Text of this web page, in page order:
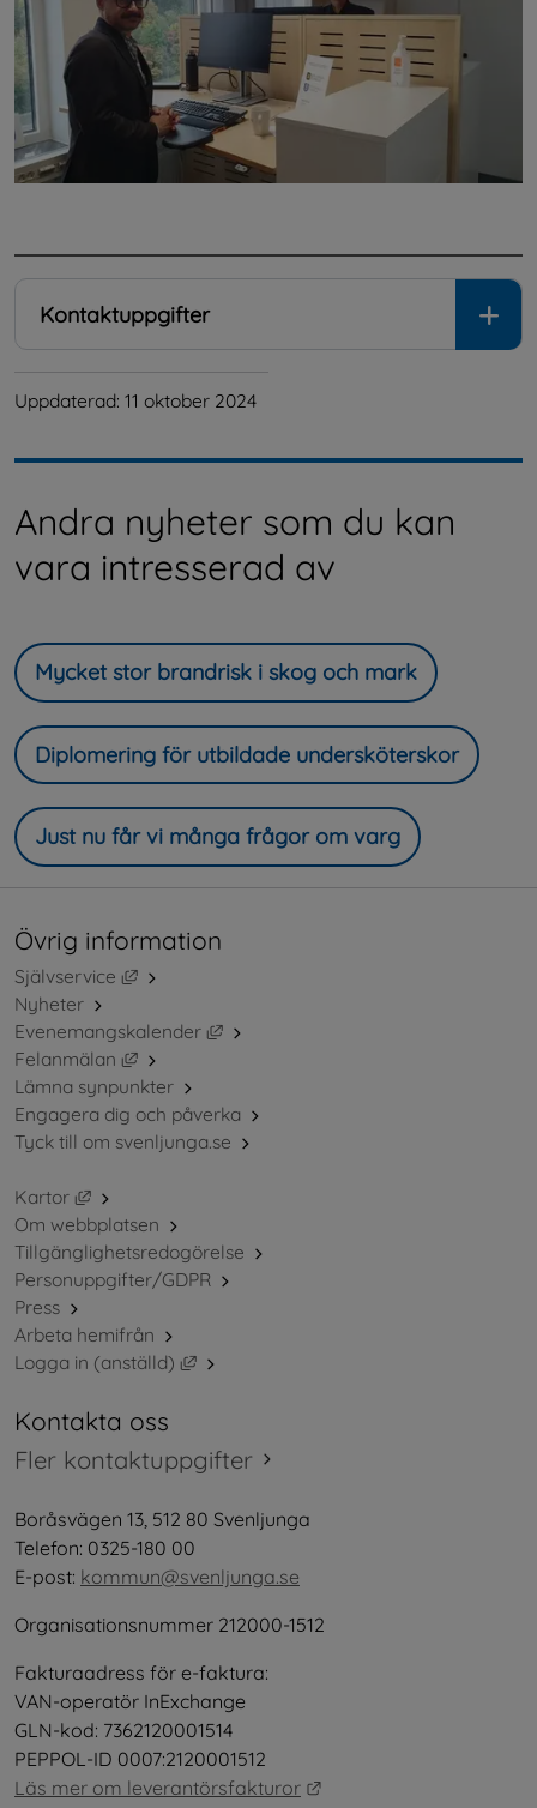
Kontaktuppgifter
Uppdaterad: 11 oktober 2024
Andra nyheter som du kan
vara intresserad av
Mycket stor brandrisk i skog och mark
Diplomering för utbildade undersköterskor
Just nu får vi många frågor om varg
Övrig information
Självservice
Länk till annan webbplats, öppnas i nytt fönster.
Nyheter
Evenemangskalender
Länk till annan webbplats, öppnas i
Felanmälan
Länk till annan webbplats, öppnas i nytt fönster.
Lämna synpunkter
Engagera dig och påverka
Tyck till om svenljunga.se
Kartor
Länk till annan webbplats, öppnas i nytt fönster.
Om webbplatsen
Tillgänglighetsredogörelse
Personuppgifter/GDPR
Press
Arbeta hemifrån
Logga in (anställd)
Länk till annan webbplats, öppnas i nytt
Kontakta oss
Fler kontaktuppgifter
Boråsvägen 13, 512 80 Svenljunga
Telefon: 0325-180 00
E-post: kommun@svenljunga.se
Organisationsnummer 212000-1512
Fakturaadress för e-faktura:
VAN-operatör InExchange
GLN-kod: 7362120001514
PEPPOL-ID 0007:2120001512
Läs mer om leverantörsfakturor